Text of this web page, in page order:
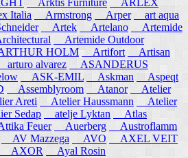
Arktis Furniture
ARLEX
Italia Armstrong Arper
art aqua
Artek Artelano
Artemide
Artemide Outdoor
HOLM Artifort
Artisan
arturo alvarez
ASANDERUS
ASK-EMIL Askman
Aspeqt
Assemblyroom Atanor
Atelier
Areti Atelier Haussmann
Atelier
Sedap atelje Lyktan
Atlas
Feuer Auerberg
Austroflamm
AV Mazzega AVO
AXEL VEIT
AXOR Ayal Rosin